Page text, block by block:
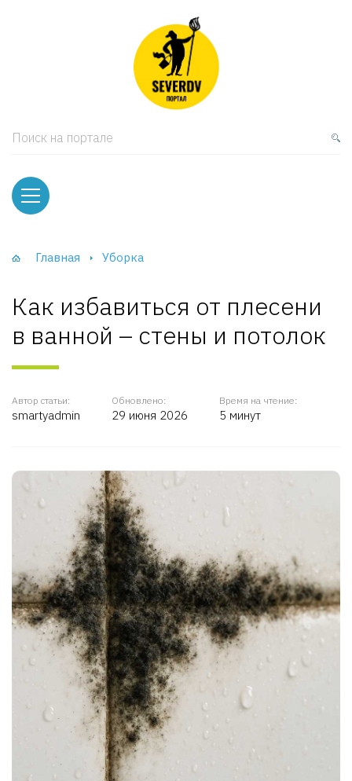
Поиск на портале
Главная Уборка
Как избавиться от плесени
в ванной – стены и потолок
Автор статьи:
smartyadmin
Обновлено:
29 июня 2026
Время на чтение:
5 минут
и тумбы
и Шкафы-Купе